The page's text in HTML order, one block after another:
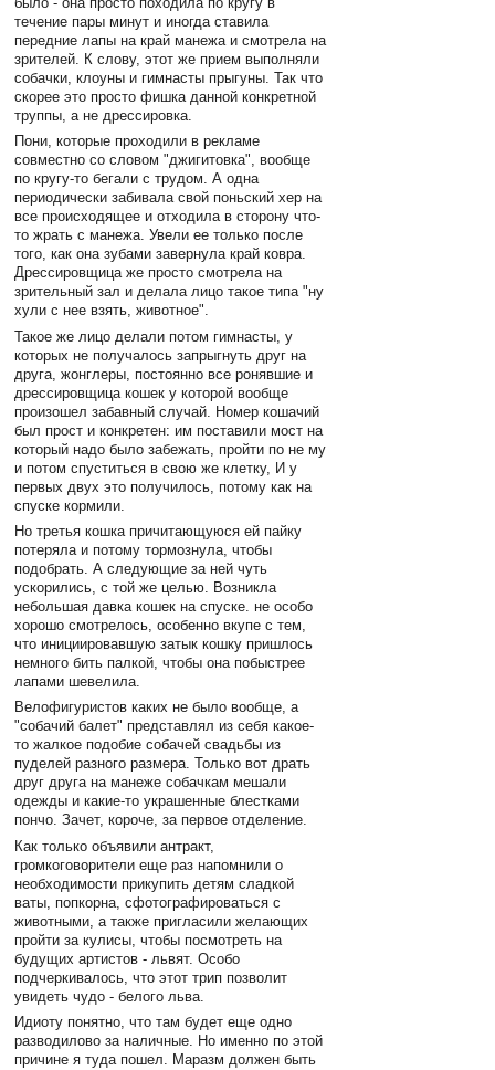
течение пары минут и иногда ставила
передние лапы на край манежа и смотрела на
зрителей. К слову, этот же прием выполняли
собачки, клоуны и гимнасты прыгуны. Так что
скорее это просто фишка данной конкретной
труппы, а не дрессировка.
Пони, которые проходили в рекламе
совместно со словом "джигитовка", вообще
по кругу-то бегали с трудом. А одна
периодически забивала свой поньский хер на
все происходящее и отходила в сторону что-
то жрать с манежа. Увели ее только после
того, как она зубами завернула край ковра.
Дрессировщица же просто смотрела на
зрительный зал и делала лицо такое типа "ну
хули с нее взять, животное".
Такое же лицо делали потом гимнасты, у
которых не получалось запрыгнуть друг на
друга, жонглеры, постоянно все ронявшие и
дрессировщица кошек у которой вообще
произошел забавный случай. Номер кошачий
был прост и конкретен: им поставили мост на
который надо было забежать, пройти по не му
и потом спуститься в свою же клетку, И у
первых двух это получилось, потому как на
спуске кормили.
Но третья кошка причитающуюся ей пайку
потеряла и потому тормознула, чтобы
подобрать. А следующие за ней чуть
ускорились, с той же целью. Возникла
небольшая давка кошек на спуске. не особо
хорошо смотрелось, особенно вкупе с тем,
что инициировавшую затык кошку пришлось
немного бить палкой, чтобы она побыстрее
лапами шевелила.
Велофигуристов каких не было вообще, а
"собачий балет" представлял из себя какое-
то жалкое подобие собачей свадьбы из
пуделей разного размера. Только вот драть
друг друга на манеже собачкам мешали
одежды и какие-то украшенные блестками
пончо. Зачет, короче, за первое отделение.
Как только объявили антракт,
громкоговорители еще раз напомнили о
необходимости прикупить детям сладкой
ваты, попкорна, сфотографироваться с
животными, а также пригласили желающих
пройти за кулисы, чтобы посмотреть на
будущих артистов - львят. Особо
подчеркивалось, что этот трип позволит
увидеть чудо - белого льва.
Идиоту понятно, что там будет еще одно
разводилово за наличные. Но именно по этой
причине я туда пошел. Маразм должен быть